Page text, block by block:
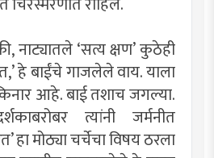
नाट्यातले ‘सत्य क्षण’ कुठेही
हे बाईंचे गाजलेले वाय. याला
आहे. बाई तशाच जगल्या.
त्यांनी जर्मनीत
हा मोठ्या चर्चेचा विषय ठरला